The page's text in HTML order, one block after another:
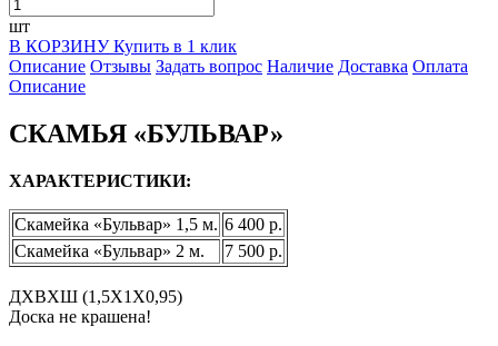
шт
В КОРЗИНУКупить в 1 клик
Описание Отзывы Задать вопрос Наличие Доставка Оплата
Описание
СКАМЬЯ «БУЛЬВАР»
ХАРАКТЕРИСТИКИ:
Скамейка «Бульвар» 1,5 м. 6 400 р.
Скамейка «Бульвар» 2 м.
7 500 р.
ДХВХШ (1,5Х1Х0,95)
Доска не крашена!